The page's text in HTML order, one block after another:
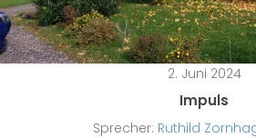
2. Juni 2024
Impuls
Sprecher: Ruthild